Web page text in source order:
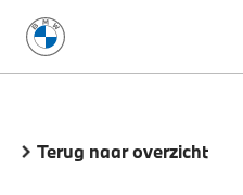
Terug naar overzicht